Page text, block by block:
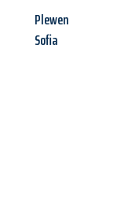
Plewen
Sofia